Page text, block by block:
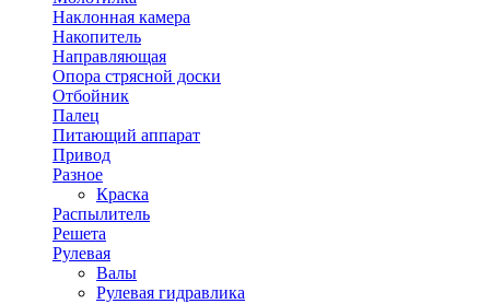
Наклонная камера
Накопитель
Направляющая
Опора стрясной доски
Отбойник
Палец
Питающий аппарат
Привод
Разное
Краска
Распылитель
Решета
Рулевая
Валы
Рулевая гидравлика